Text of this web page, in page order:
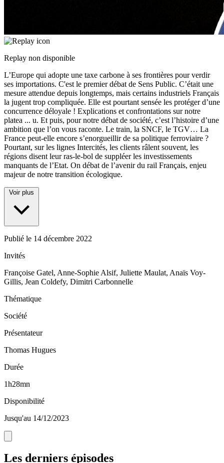
Replay non disponible
L’Europe qui adopte une taxe carbone à ses frontières pour verdir
ses importations. C'est le premier débat de Sens Public. C’était une
mesure attendue depuis longtemps, mais certains industriels Français
la jugent trop compliquée. Elle est pourtant sensée les protéger d’une
concurrence déloyale ! Explications et confrontations sur notre
platea ... u. Et puis, pour notre débat de société, c’est l’histoire d’une
ambition que l’on vous raconte. Le train, la SNCF, le TGV… La
France peut-elle encore s’enorgueillir de sa politique ferroviaire ?
Pourtant, sur les lignes Intercités, les clients râlent souvent, les
régions disent leur ras-le-bol de suppléer les investissements
manquants de l’Etat. On débat de l’avenir du rail Français, enjeu
majeur de notre transition écologique.
Voir plus
Publié le 14 décembre 2022
Invités
Françoise Gatel, Anne-Sophie Alsif, Juliette Maulat, Anaïs Voy-
Gillis, Jean Coldefy, Dimitri Carbonnelle
Thématique
Société
Présentateur
Thomas Hugues
Durée
1h28mn
Disponibilité
Jusqu'au 14/12/2023
Les derniers épisodes